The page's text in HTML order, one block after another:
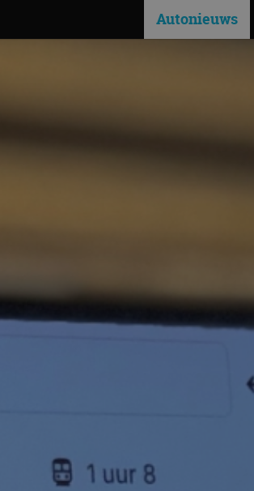
Autonieuws